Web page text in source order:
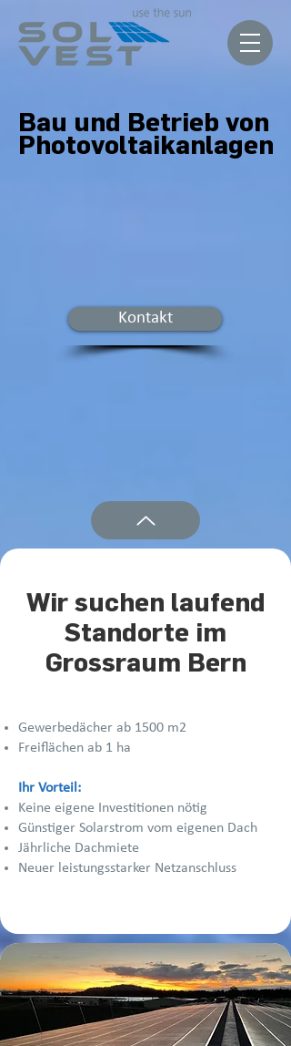
Bau und Betrieb von
Photovoltaikanlagen
Kontakt
Wir suchen laufend
Standorte im
Grossraum Bern
Gewerbedächer ab 1500 m2
Freiflächen ab 1 ha
Ihr Vorteil:
Keine eigene Investitionen nötig
Günstiger Solarstrom vom eigenen Dach
Jährliche Dachmiete
Neuer leistungsstarker Netzanschluss